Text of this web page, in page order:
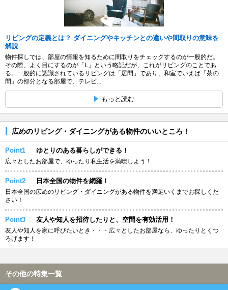
リビングの定義とは？ ダイニングやキッチンとの違いや間取りの意味を
解説
物件探しでは、部屋の情報を知るために間取りをチェックするのが一般的だ。
その際、よく目にするのが「L」という略記だが、これがリビングのことであ
る。一般的に認識されているリビングは「居間」であり、和室でいえば「茶の
間」の部分となる部屋で、テレビ...
もっと読む
広めのリビング・ダイニングがある物件のいいところ！
Point1 ゆとりのある暮らしができる！
広々としたお部屋で、ゆったり私生活を満喫しよう！
Point2 日本全国の物件を網羅！
日本全国の広めのリビング・ダイニングがある物件を満足いくまでお探しくだ
さい！
Point3 友人や知人を招待したりと、空間を有効活用！
友人や知人を家に呼びたいとき・・・広々としたお部屋なら、ゆったりとくつ
ろげます！
その他の特集一覧